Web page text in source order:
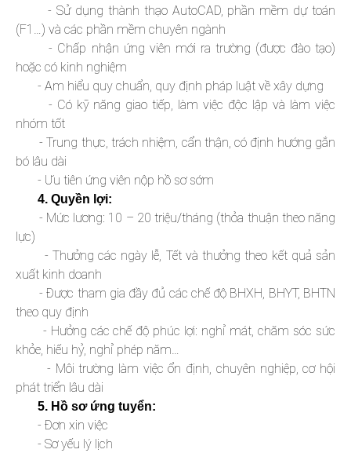
- Sử dụng thành thạo AutoCAD, phần mềm dự toán
(F1…) và các phần mềm chuyên ngành
- Chấp nhận ứng viên mới ra trường (được đào tạo)
hoặc có kinh nghiệm
- Am hiểu quy chuẩn, quy định pháp luật về xây dựng
- Có kỹ năng giao tiếp, làm việc độc lập và làm việc
nhóm tốt
- Trung thực, trách nhiệm, cẩn thận, có định hướng gắn
bó lâu dài
- Ưu tiên ứng viên nộp hồ sơ sớm
4. Quyền lợi:
- Mức lương: 10 – 20 triệu/tháng (thỏa thuận theo năng
lực)
- Thưởng các ngày lễ, Tết và thưởng theo kết quả sản
xuất kinh doanh
- Được tham gia đầy đủ các chế độ BHXH, BHYT, BHTN
theo quy định
- Hưởng các chế độ phúc lợi: nghỉ mát, chăm sóc sức
khỏe, hiếu hỷ, nghỉ phép năm…
- Môi trường làm việc ổn định, chuyên nghiệp, cơ hội
phát triển lâu dài
5. Hồ sơ ứng tuyển:
- Đơn xin việc
- Sơ yếu lý lịch